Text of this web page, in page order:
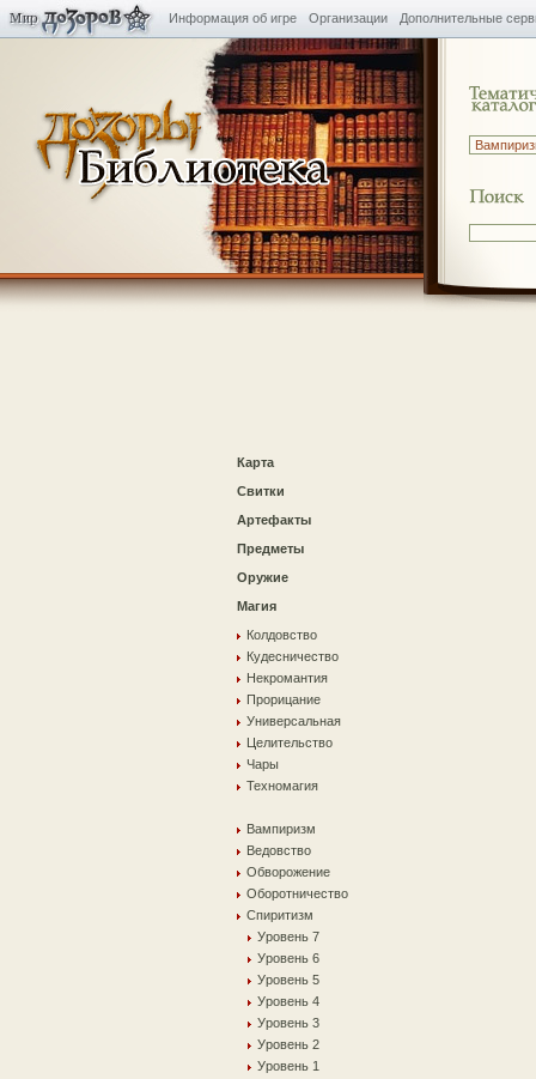
Информация об игре Организации Дополнительные
Карта
Свитки
Артефакты
Предметы
Оружие
Магия
Колдовство
Кудесничество
Некромантия
Прорицание
Универсальная
Целительство
Чары
Техномагия
Вампиризм
Ведовство
Обворожение
Оборотничество
Спиритизм
Уровень 7
Уровень 6
Уровень 5
Уровень 4
Уровень 3
Уровень 2
Уровень 1